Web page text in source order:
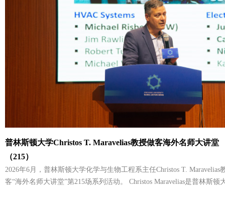
普林斯顿大学Christos T. Maravelias教授做客海外名师大讲堂
（215）
2026年6月，普林斯顿大学化学与生物工程系主任Christos T. Maravelias
客“海外名师大讲堂”第215场系列活动。 Christos Maravelias是普林斯顿大学化学与生物工程系